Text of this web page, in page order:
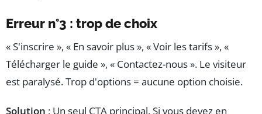
Erreur n°3 : trop de choix
« S'inscrire », « En savoir plus », « Voir les tarifs », «
Télécharger le guide », « Contactez-nous ». Le visiteur
est paralysé. Trop d'options = aucune option choisie.
Solution : Un seul CTA principal. Si vous devez en